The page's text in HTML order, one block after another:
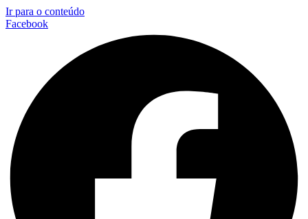
Ir para o conteúdo
Facebook